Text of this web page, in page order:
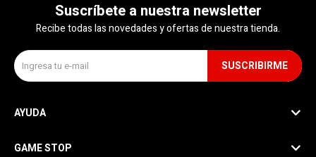
Suscríbete a nuestra newsletter
Recibe todas las novedades y ofertas de nuestra tienda.
SUSCRIBIRME
AYUDA
GAME STOP